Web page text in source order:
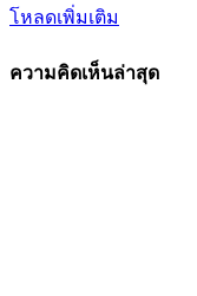
โหลดเพิ่มเติม
ความคิดเห็นล่าสุด